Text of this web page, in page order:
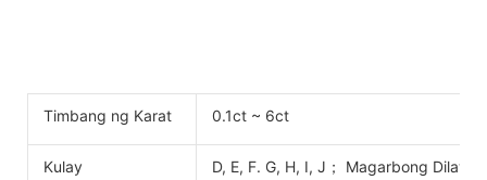
Timbang ng Karat 0.1ct ~ 6ct
Kulay D, E, F. G, H, I, J； Magarbong Dilaw;